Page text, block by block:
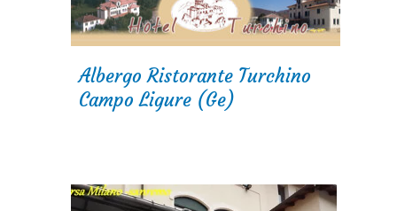
Albergo Ristorante Turchino
Campo Ligure (Ge)